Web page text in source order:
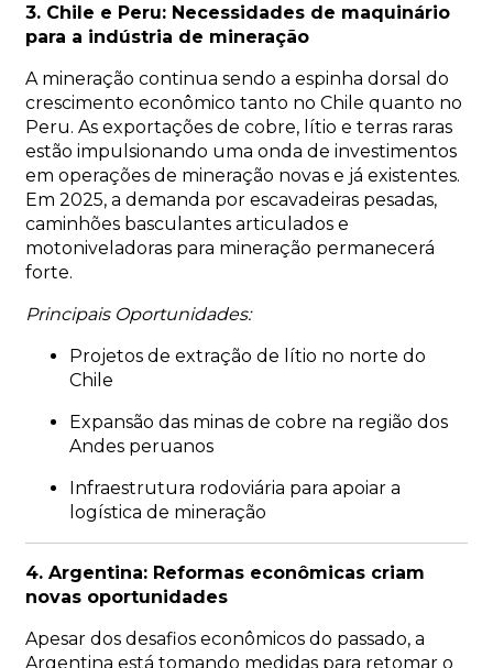
3. Chile e Peru: Necessidades de maquinário
para a indústria de mineração
A mineração continua sendo a espinha dorsal do
crescimento econômico tanto no Chile quanto no
Peru. As exportações de cobre, lítio e terras raras
estão impulsionando uma onda de investimentos
em operações de mineração novas e já existentes.
Em 2025, a demanda por escavadeiras pesadas,
caminhões basculantes articulados e
motoniveladoras para mineração permanecerá
forte.
Principais Oportunidades:
Projetos de extração de lítio no norte do
Chile
Expansão das minas de cobre na região dos
Andes peruanos
Infraestrutura rodoviária para apoiar a
logística de mineração
4. Argentina: Reformas econômicas criam
novas oportunidades
Apesar dos desafios econômicos do passado, a
Argentina está tomando medidas para retomar o